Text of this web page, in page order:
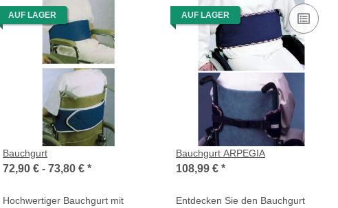
AUF LAGER
Bauchgurt
72,90 € - 73,80 € *
Hochwertiger Bauchgurt mit
AUF LAGER
Bauchgurt ARPEGIA
108,99 € *
Entdecken Sie den Bauchgurt